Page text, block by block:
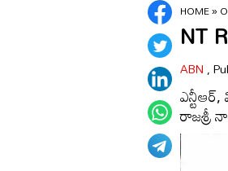
HOME»
NT
ABN,
రాజశ్రీ